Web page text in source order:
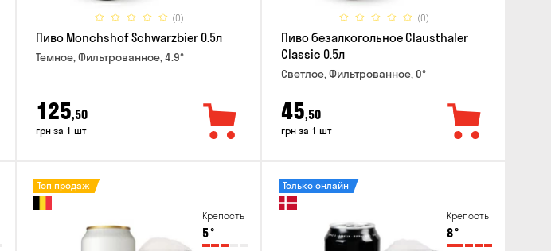
(0)
Пиво Monchshof Schwarzbier 0.5л
Темное, Фильтрованное, 4.9°
125,50
грн за 1 шт
(0)
Пиво безалкогольное Clausthaler
Classic 0.5л
Светлое, Фильтрованное, 0°
45,50
грн за 1 шт
Крепость
5°
Топ продаж
Крепость
8°
Только онлайн